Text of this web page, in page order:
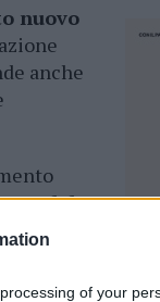
of your
nuovo
anche
del
della
di